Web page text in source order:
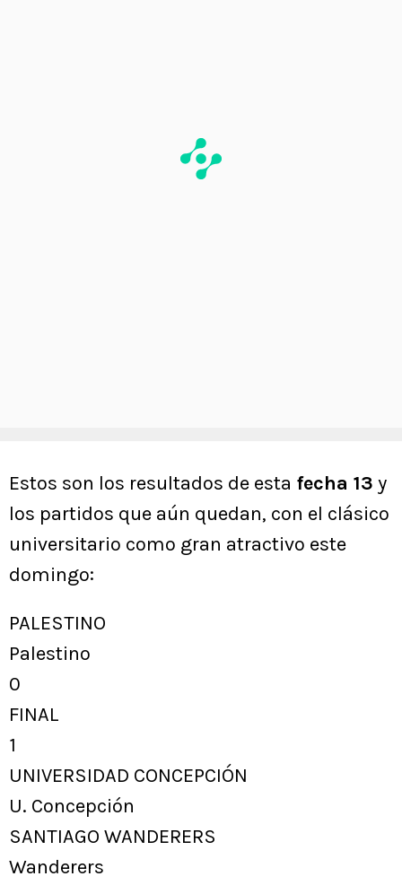
Estos son los resultados de esta fecha 13 y
los partidos que aún quedan, con el clásico
universitario como gran atractivo este
domingo:
PALESTINO
Palestino
0
FINAL
1
UNIVERSIDAD CONCEPCIÓN
U. Concepción
SANTIAGO WANDERERS
Wanderers